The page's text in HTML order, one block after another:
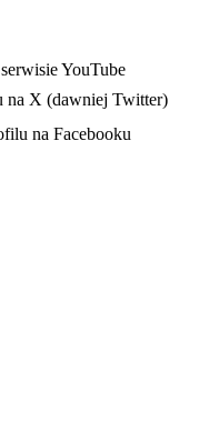
YouTube
na X (dawniej Twitter)
na Facebooku